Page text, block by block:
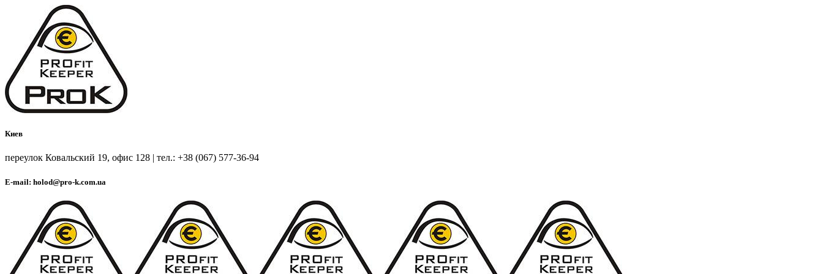
Киев
переулок Ковальский 19, офис 128 | тел.: +38 (067) 577-36-94
E-mail: holod@pro-k.com.ua